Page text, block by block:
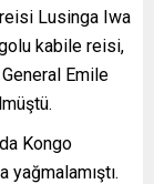
Lusinga Iwa
kabile reisi,
General Emile
Kongo